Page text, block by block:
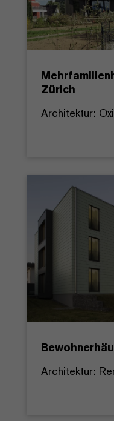
Zürich
Architektur:
Architektur: